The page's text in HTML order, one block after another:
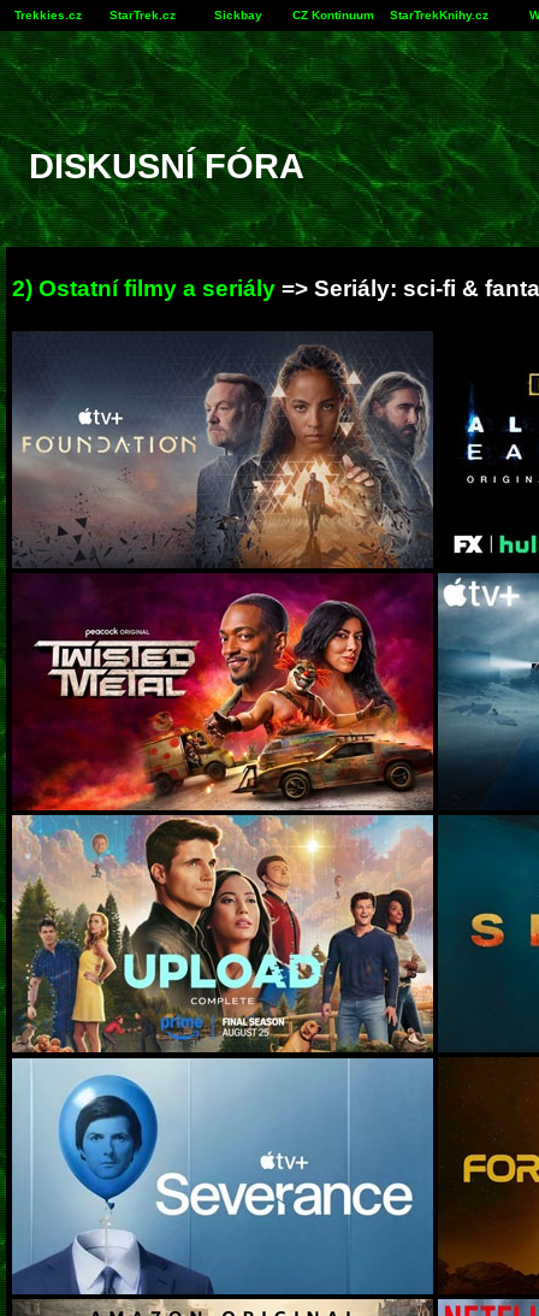
Trekkies.cz StarTrek.cz Sickbay CZ Kontinuum StarTrekKnihy.cz
DISKUSNÍ FÓRA
2) Ostatní filmy a seriály => Seriály: sci-fi &